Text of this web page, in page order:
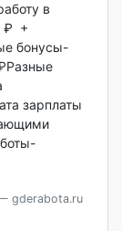
в
₽ +
бонусы-
зарплаты
gderabota.ru